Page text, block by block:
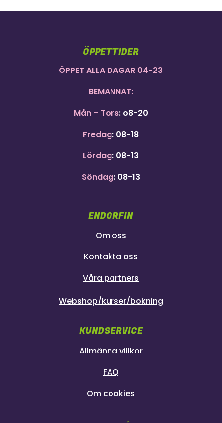
ÖPPETTIDER
ÖPPET ALLA DAGAR 04-23
BEMANNAT:
Mån – Tors: o8-20
Fredag: 08-18
Lördag: 08-13
Söndag: 08-13
ENDORFIN
Om oss
Kontakta oss
Våra partners
Webshop/kurser/bokning
KUNDSERVICE
Allmänna villkor
FAQ
Om cookies